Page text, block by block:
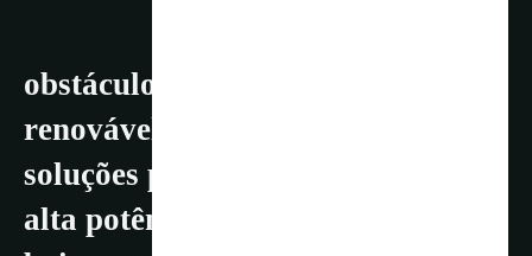
obstáculos ao uso de energia
renovável tem sido encontrar
soluções para armazenamento de
alta potência seguro, durável, de